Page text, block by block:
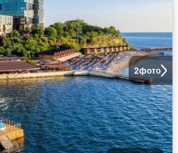
2фото